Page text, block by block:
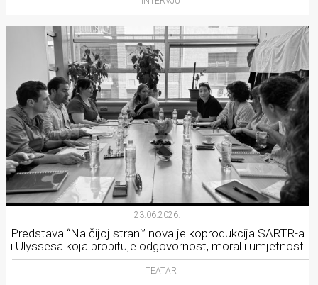
23.06.2026.
Predstava “Na čijoj strani” nova je koprodukcija SARTR-a
i Ulyssesa koja propituje odgovornost, moral i umjetnost
TEATAR